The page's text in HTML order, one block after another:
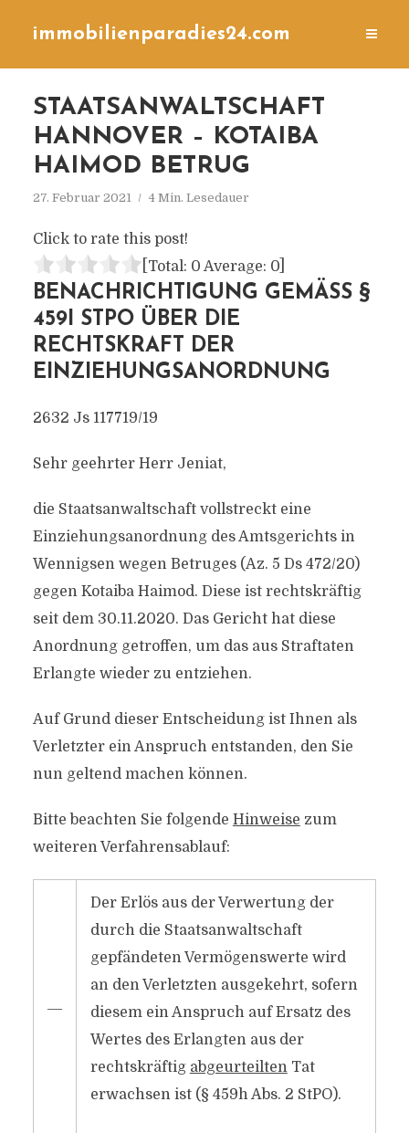
immobilienparadies24.com
STAATSANWALTSCHAFT
HANNOVER – KOTAIBA
HAIMOD BETRUG
27. Februar 2021 4 Min. Lesedauer
Click to rate this post!
[Total: 0 Average: 0]
BENACHRICHTIGUNG GEMÄSS § 4
59I STPO ÜBER DIE R
ECHTSKRAFT DER E
INZIEHUNGSANORDNUNG
2632 Js 117719/​19
Sehr geehrter Herr Jeniat,
die Staatsanwaltschaft vollstreckt eine
Einziehungsanordnung des Amtsgerichts in
Wennigsen wegen Betruges (Az. 5 Ds 472/​20)
gegen Kotaiba Haimod. Diese ist rechtskräftig
seit dem 30.11.2020. Das Gericht hat diese
Anordnung getroffen, um das aus Straftaten
Erlangte wieder zu entziehen.
Auf Grund dieser Entscheidung ist Ihnen als
Verletzter ein Anspruch entstanden, den Sie
nun geltend machen können.
Bitte beachten Sie folgende Hinweise zum
weiteren Verfahrensablauf:
―
Der Erlös aus der Verwertung der
durch die Staatsanwaltschaft
gepfändeten Vermögenswerte wird
an den Verletzten ausgekehrt, sofern
diesem ein Anspruch auf Ersatz des
Wertes des Erlangten aus der
rechtskräftig abgeurteiltenTat
erwachsen ist (§ 459h Abs. 2 StPO).